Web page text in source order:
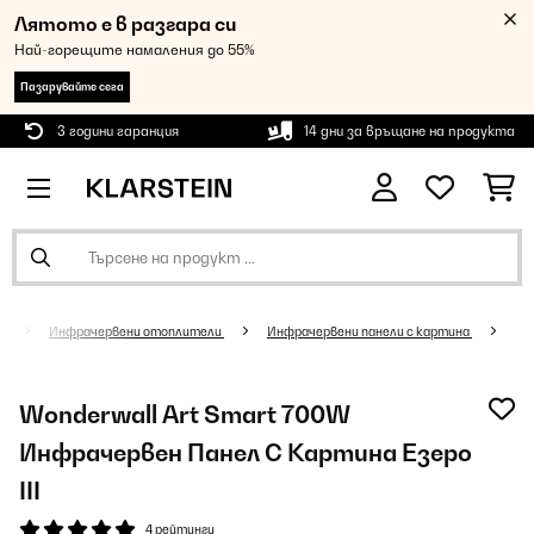
Лятото е в разгара си
Най-горещите намаления до 55%
Пазарувайте сега
3 години гаранция 14 дни за връщане на продукта
Инфрачервени отоплители Инфрачервени панели с картина
Wonderwall Art Smart 700W
Инфрачервен Панел С Картина Езеро
III
4 рейтинги